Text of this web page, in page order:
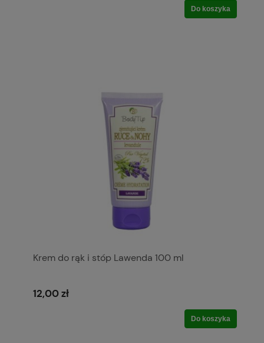
Do koszyka
Krem do rąk i stóp Lawenda 100 ml
12,00 zł
Do koszyka